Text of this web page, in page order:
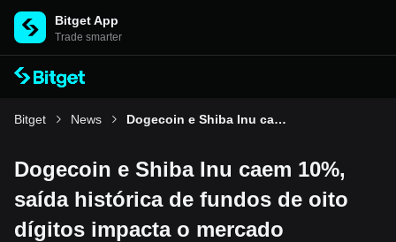
Bitget App
Trade smarter
Bitget News Dogecoin e Shiba Inu caem 10%, saída histórica de fundos de oito dígitos impacta o mercado
Dogecoin e Shiba Inu caem 10%,
saída histórica de fundos de oito
dígitos impacta o mercado